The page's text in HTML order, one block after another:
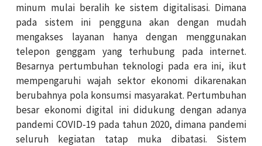
minum mulai beralih ke sistem digitalisasi. Dimana
pada sistem ini pengguna akan dengan mudah
mengakses layanan hanya dengan menggunakan
telepon genggam yang terhubung pada internet.
Besarnya pertumbuhan teknologi pada era ini, ikut
mempengaruhi wajah sektor ekonomi dikarenakan
berubahnya pola konsumsi masyarakat. Pertumbuhan
besar ekonomi digital ini didukung dengan adanya
pandemi COVID-19 pada tahun 2020, dimana pandemi
seluruh kegiatan tatap muka dibatasi. Sistem